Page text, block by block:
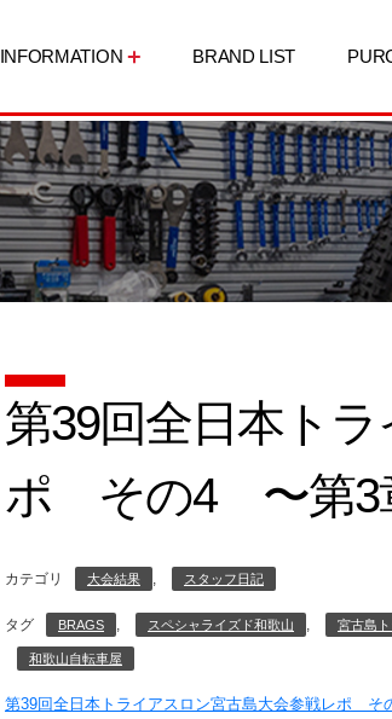
INFORMATION BRAND LIST
第39回全日本ト
ポ その4 〜第3
カテゴリ 大会結果 , スタッフ日記
タグ BRAGS , スペシャライズド和歌山 , 宮古島
和歌山自転車屋
第39回全日本トライアスロン宮古島大会参戦レポ